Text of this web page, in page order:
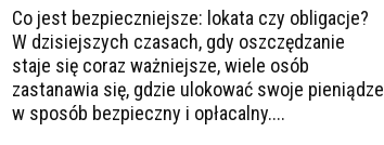
Co jest bezpieczniejsze: lokata czy obligacje?
W dzisiejszych czasach, gdy oszczędzanie
staje się coraz ważniejsze, wiele osób
zastanawia się, gdzie ulokować swoje pieniądze
w sposób bezpieczny i opłacalny....